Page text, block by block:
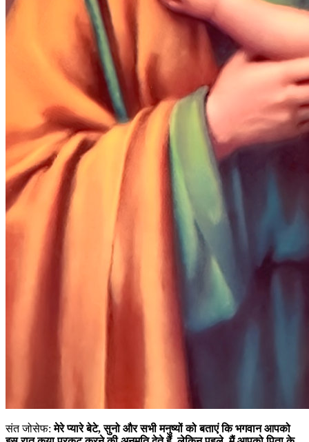
संत जोसेफ:मेरे प्यारे बेटे, सुनो और सभी मनुष्यों को बताएं कि भगवान आपको